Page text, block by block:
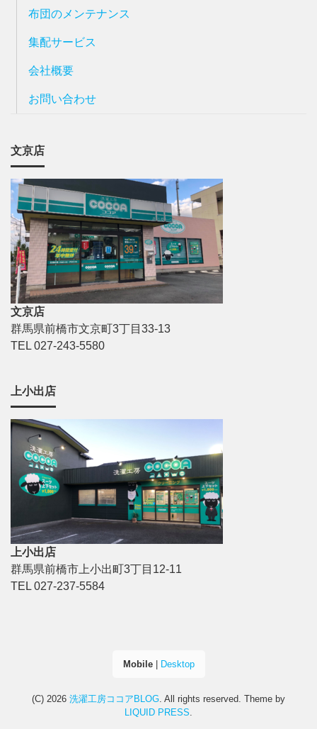
布団のメンテナンス
集配サービス
会社概要
お問い合わせ
文京店
文京店
群馬県前橋市文京町3丁目33-13
TEL 027-243-5580
上小出店
上小出店
群馬県前橋市上小出町3丁目12-11
TEL 027-237-5584
Mobile| Desktop
(C) 2026 洗濯工房ココアBLOG. All rights reserved. Theme by
LIQUID PRESS.